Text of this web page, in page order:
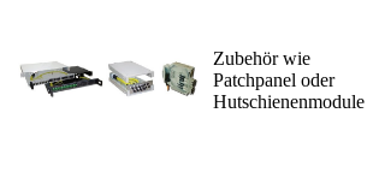
Zubehör wie
Patchpanel oder
Hutschienenmodule